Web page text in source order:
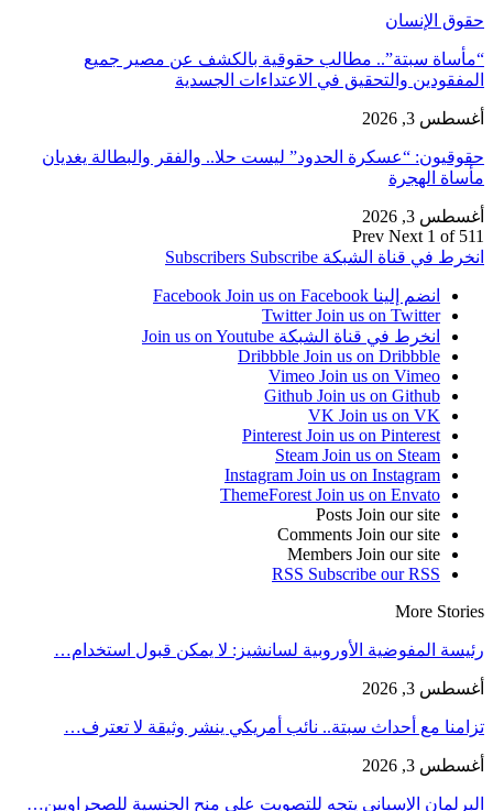
حقوق الإنسان
“مأساة سبتة”.. مطالب حقوقية بالكشف عن مصير جميع
المفقودين والتحقيق في الاعتداءات الجسدية
أغسطس 3, 2026
حقوقيون: “عسكرة الحدود” ليست حلا.. والفقر والبطالة يغديان
مأساة الهجرة
أغسطس 3, 2026
Prev Next 1 of 511
انخرط في قناة الشبكة
Subscribers Subscribe
انضم إلينا Facebook Join us on Facebook
Twitter Join us on Twitter
انخرط في قناة الشبكة Join us on Youtube
Dribbble Join us on Dribbble
Vimeo Join us on Vimeo
Github Join us on Github
VK Join us on VK
Pinterest Join us on Pinterest
Steam Join us on Steam
Instagram Join us on Instagram
ThemeForest Join us on Envato
Posts Join our site
Comments Join our site
Members Join our site
RSS Subscribe our RSS
More Stories
رئيسة المفوضية الأوروبية لسانشيز: لا يمكن قبول استخدام…
أغسطس 3, 2026
تزامنا مع أحداث سبتة.. نائب أمريكي ينشر وثيقة لا تعترف…
أغسطس 3, 2026
البرلمان الإسباني يتجه للتصويت على منح الجنسية للصحراويين…